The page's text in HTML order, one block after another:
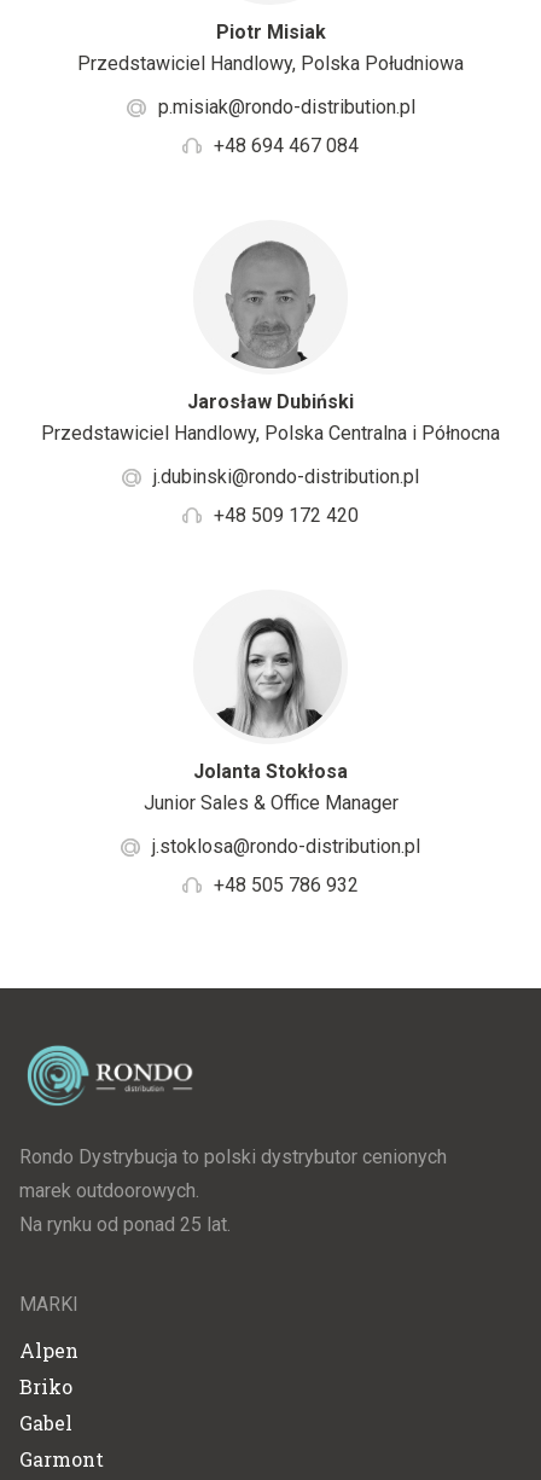
Piotr Misiak
Przedstawiciel Handlowy, Polska Południowa
p.misiak@rondo-distribution.pl
+48 694 467 084
Jarosław Dubiński
Przedstawiciel Handlowy, Polska Centralna i Północna
j.dubinski@rondo-distribution.pl
+48 509 172 420
Jolanta Stokłosa
Junior Sales & Office Manager
j.stoklosa@rondo-distribution.pl
+48 505 786 932
Rondo Dystrybucja to polski dystrybutor cenionych
marek outdoorowych.
Na rynku od ponad 25 lat.
MARKI
Alpen
Briko
Gabel
Garmont